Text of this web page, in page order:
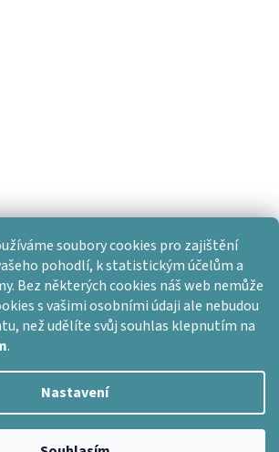
soubory cookies pro zajištění
pohodlí, k statistickým účelům a
Bez některých cookies náš web nemůže
s vašimi osobními údaji ale nebudou
než udělíte svůj souhlas klepnutím na
.
Nastavení
Vytvořil Shoptet